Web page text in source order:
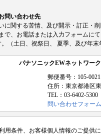
問い合わせ先
に関する苦情、及び開示・訂正・
で、お電話または入力フォームに
。（土日、祝祭日、 夏季、及び年
パナソニックEWネットワー
郵便番号：105-0021
住所：東京都港区
TEL：03-6402-5300
問い合わせフォーム
用条件、お客様個人情報のご提供